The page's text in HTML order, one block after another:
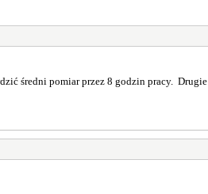
średni pomiar przez 8 godzin pracy.